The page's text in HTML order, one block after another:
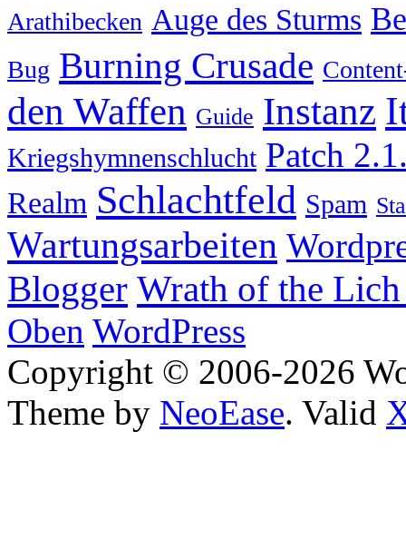
Arathibecken Auge des Sturms
Bug Burning Crusade
den Waffen Guide Instanz
Kriegshymnenschlucht Patch
Realm Schlachtfeld Spam
Wartungsarbeiten
Blogger Wrath of the
Oben WordPress
Copyright © 2006-2026
Theme by NeoEase. Valid